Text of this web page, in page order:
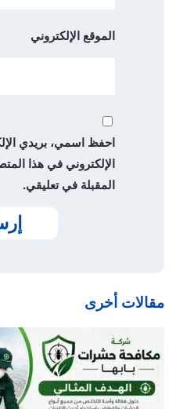
الموقع الإلكتروني
احفظ اسمي، بريدي
الإلكتروني في هذا
المقبلة في تعليقي.
مقالات أخرى